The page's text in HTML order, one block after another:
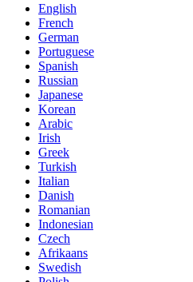
English
French
German
Portuguese
Spanish
Russian
Japanese
Korean
Arabic
Irish
Greek
Turkish
Italian
Danish
Romanian
Indonesian
Czech
Afrikaans
Swedish